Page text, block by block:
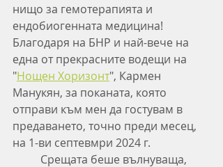
нищо за гемотерапията и
ендобиогенната медицина!
Благодаря на БНР и най-вече на
една от прекрасните водещи на
"Нощен Хоризонт", Кармен
Манукян, за поканата, която
отправи към мен да гостувам в
предаването, точно преди месец,
на 1-ви септевмри 2024 г.